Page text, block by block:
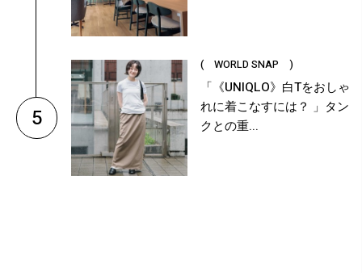
5
( WORLD SNAP )
「《UNIQLO》白Tをおしゃ
れに着こなすには？ 」タン
クとの重...